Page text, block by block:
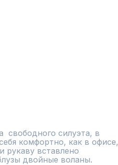
свободного силуэта, в
комфортно, как в офисе,
рукаву вставлено
двойные воланы.